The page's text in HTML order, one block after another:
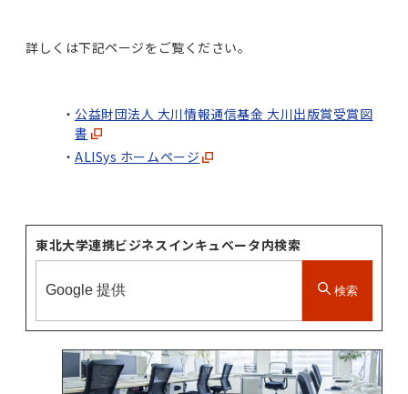
詳しくは下記ページをご覧ください。
公益財団法人 大川情報通信基金 大川出版賞受賞図
書
ALISys ホームページ
東北大学連携ビジネスインキュベータ内検索
検索